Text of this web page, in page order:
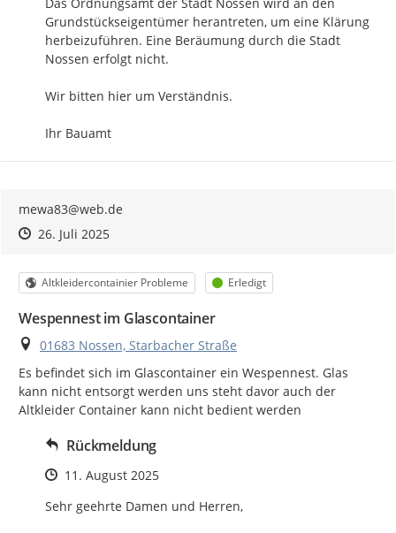
Grundstückseigentümer herantreten, um eine Klärung
herbeizuführen. Eine Beräumung durch die Stadt
Nossen erfolgt nicht.
Wir bitten hier um Verständnis.
Ihr Bauamt
mewa83@web.de
Zeitpunkt des Erstellens
Zeitpunkt des Erstellens
26. Juli 2025Zur Äußerung
Kategorie
Altkleidercontainier Probleme Status
Erledigt
Wespennest im Glascontainer
Ort
01683 Nossen, Starbacher Straße
Es befindet sich im Glascontainer ein Wespennest. Glas
kann nicht entsorgt werden uns steht davor auch der
Altkleider Container kann nicht bedient werden
Rückmeldung
Zeitpunkt des Erstellens
11. August 2025
Sehr geehrte Damen und Herren,